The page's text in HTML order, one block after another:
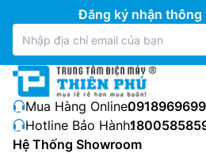
Đăng ký nhận thông
Mua Hàng Online:0918969699
Hotline Bảo Hành:
Hệ Thống Showroom